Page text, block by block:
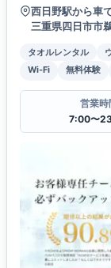
西日野駅から車
三重県四日市市
タオルレンタル
Wi-Fi
無料体験
営業時
7:00〜